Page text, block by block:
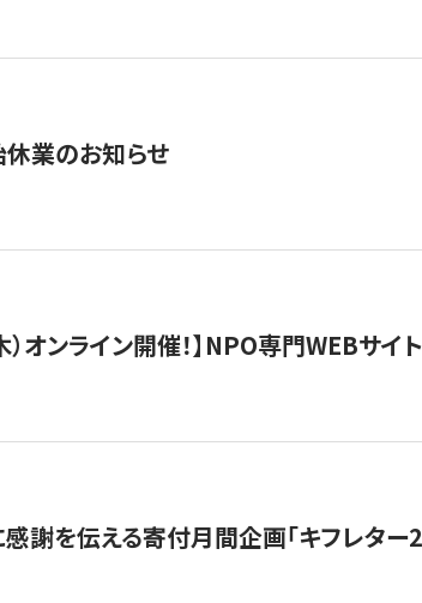
業のお知らせ
）オンライン開催！】NPO専門WEBサ
謝を伝える寄付月間企画「キフレター